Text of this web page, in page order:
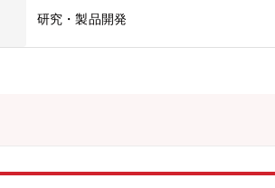
案から推進・実現までを 担っていただき
を通じて自動化を 推進していただきます
発プロジェクトストーリーhttps://
g.com/recruit/member/interview11/半導体
研究・製品開発